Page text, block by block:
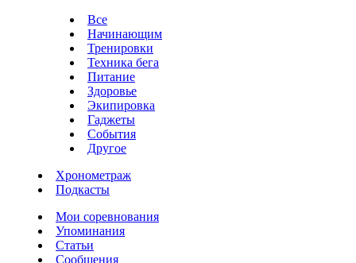
Все
Начинающим
Тренировки
Техника бега
Питание
Здоровье
Экипировка
Гаджеты
События
Другое
Хронометраж
Подкасты
Мои соревнования
Упоминания
Статьи
Сообщения